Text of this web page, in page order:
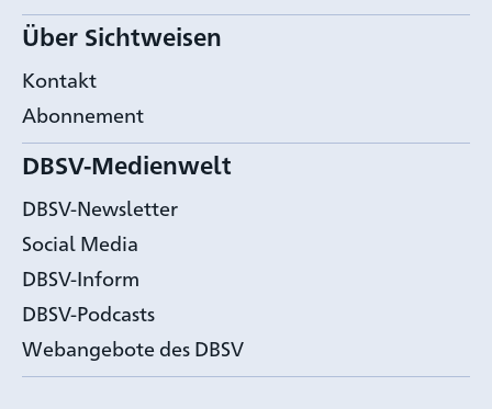
Über Sichtweisen
Kontakt
Abonnement
DBSV-Medienwelt
DBSV-Newsletter
Social Media
DBSV-Inform
DBSV-Podcasts
Webangebote des DBSV